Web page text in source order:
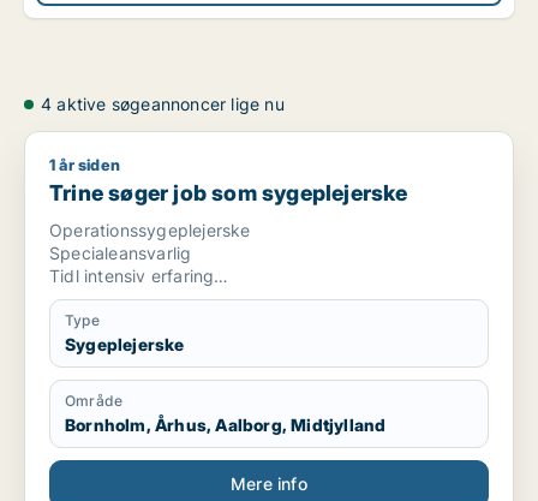
4 aktive søgeannoncer lige nu
Trine søger job som sygeplejerske
1 år siden
Trine søger job som sygeplejerske
Operationssygeplejerske
Specialeansvarlig
Tidl intensiv erfaring
Medstifter af nyåbnet privatklinik
Type
Sygeplejerske
Område
Bornholm, Århus, Aalborg, Midtjylland
Mere info